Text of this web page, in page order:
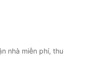
nhà miễn phí, thu